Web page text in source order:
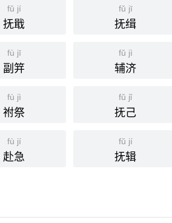
fǔ jí
抚戢
fǔ jī
抚缉
fù jī
副笄
fǔ jì
辅济
fù jì
祔祭
fǔ jǐ
抚己
fù jí
赴急
fǔ jí
抚辑